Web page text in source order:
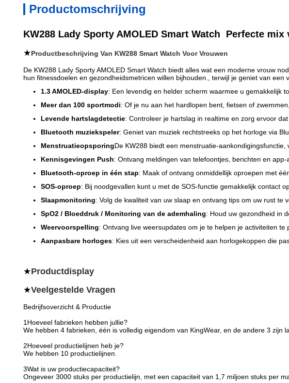
Productomschrijving
KW288 Lady Sporty AMOLED Smart Watch ️ Perfecte
★Productbeschrijving Van KW288 Smart Watch Voor Vrouwen
De KW288 Lady Sporty AMOLED Smart Watch biedt alles wat een moderne vrouw
hun fitnessdoelen en gezondheidsmetricen willen bijhouden., terwijl je geniet van een
1.3 AMOLED-display: Een levendig en helder scherm waarmee u gemakkelijk
Meer dan 100 sportmodi: Of je nu aan het hardlopen bent, fietsen of
Levende hartslagdetectie: Controleer je hartslag in realtime en zorg ervoor
Bluetooth muziekspeler: Geniet van muziek rechtstreeks op het horloge via
MenstruatieopsporingDe KW288 biedt een menstruatie-
Kennisgevingen Push: Ontvang meldingen van telefoontjes, berichten en
Bluetooth-oproep in één stap: Maak of ontvang onmiddellijk oproepen met
SOS-oproep: Bij noodgevallen kunt u met de SOS-functie gemakkelijk contact
Slaapmonitoring: Volg de kwaliteit van uw slaap en ontvang tips om uw rust te
SpO2 / Bloeddruk / Monitoring van de ademhaling: Houd uw gezondheid in
Weervoorspelling: Ontvang live weersupdates om je te helpen je activiteiten te
Aanpasbare horloges: Kies uit een verscheidenheid aan horlogekoppen die
★Productdisplay
★Veelgestelde Vragen
Bedrijfsoverzicht & Productie
1Hoeveel fabrieken hebben jullie?
We hebben 4 fabrieken, één is volledig eigendom van KingWear, en de andere 3 zijn
2Hoeveel productielijnen heb je?
We hebben 10 productielijnen.
3Wat is uw productiecapaciteit?
Ongeveer 3000 stuks per productielijn, met een capaciteit van 1,7 miljoen stuks per